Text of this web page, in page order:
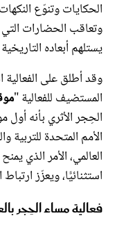
الحكايات وتنوّع
وتعاقب الحضارات
يستلهم أبعاده
وقد أطلق على
المستضيف للفعالية "
الحِجر الأثري بأنه
الأمم المتحدة للتربية
العالمي، الأمر الذي
استثنائيًّا، ويعزّز
فعالية مساء الحِجر